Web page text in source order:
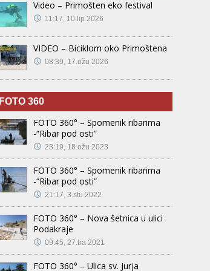
Video – Primošten eko festival
11:17, 10.lip 2026
VIDEO – Biciklom oko Primoštena
08:39, 17.ožu 2026
FOTO 360
FOTO 360° – Spomenik ribarima
-“Ribar pod osti”
23:19, 18.ožu 2023
FOTO 360° – Spomenik ribarima
-“Ribar pod osti”
21:17, 3.stu 2022
FOTO 360° – Nova šetnica u ulici
Podakraje
09:45, 27.tra 2021
FOTO 360° – Ulica sv. Jurja